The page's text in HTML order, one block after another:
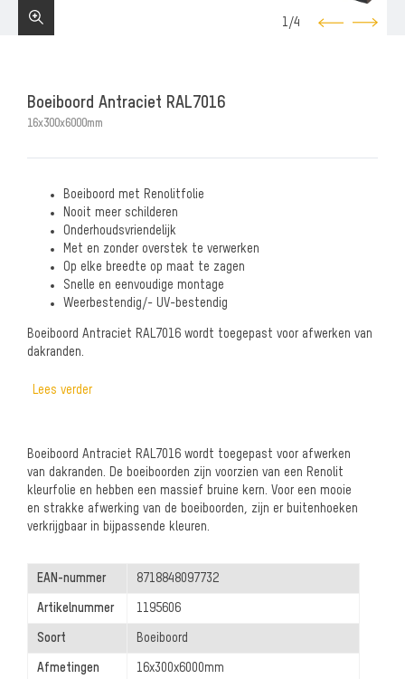
1/4
Boeiboord Antraciet RAL7016
16x300x6000mm
Boeiboord met Renolitfolie
Nooit meer schilderen
Onderhoudsvriendelijk
Met en zonder overstek te verwerken
Op elke breedte op maat te zagen
Snelle en eenvoudige montage
Weerbestendig/- UV-bestendig
Boeiboord Antraciet RAL7016 wordt toegepast voor afwerken van
dakranden.
Lees verder
Boeiboord Antraciet RAL7016 wordt toegepast voor afwerken
van dakranden. De boeiboorden zijn voorzien van een Renolit
kleurfolie en hebben een massief bruine kern. Voor een mooie
en strakke afwerking van de boeiboorden, zijn er buitenhoeken
verkrijgbaar in bijpassende kleuren.
EAN-nummer 8718848097732
Artikelnummer 1195606
Soort Boeiboord
Afmetingen 16x300x6000mm